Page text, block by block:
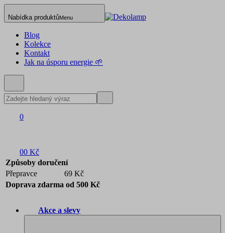
Nabídka produktůMenu
Blog
Kolekce
Kontakt
Jak na úsporu energie 🌱
0
00 Kč
Způsoby doručení
Přepravce
69 Kč
Doprava zdarma od 500 Kč
Akce a slevy